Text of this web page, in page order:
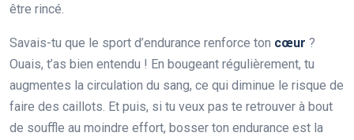
être rincé.
Savais-tu que le sport d’endurance renforce ton cœur ?
Ouais, t’as bien entendu ! En bougeant régulièrement, tu
augmentes la circulation du sang, ce qui diminue le risque de
faire des caillots. Et puis, si tu veux pas te retrouver à bout
de souffle au moindre effort, bosser ton endurance est la